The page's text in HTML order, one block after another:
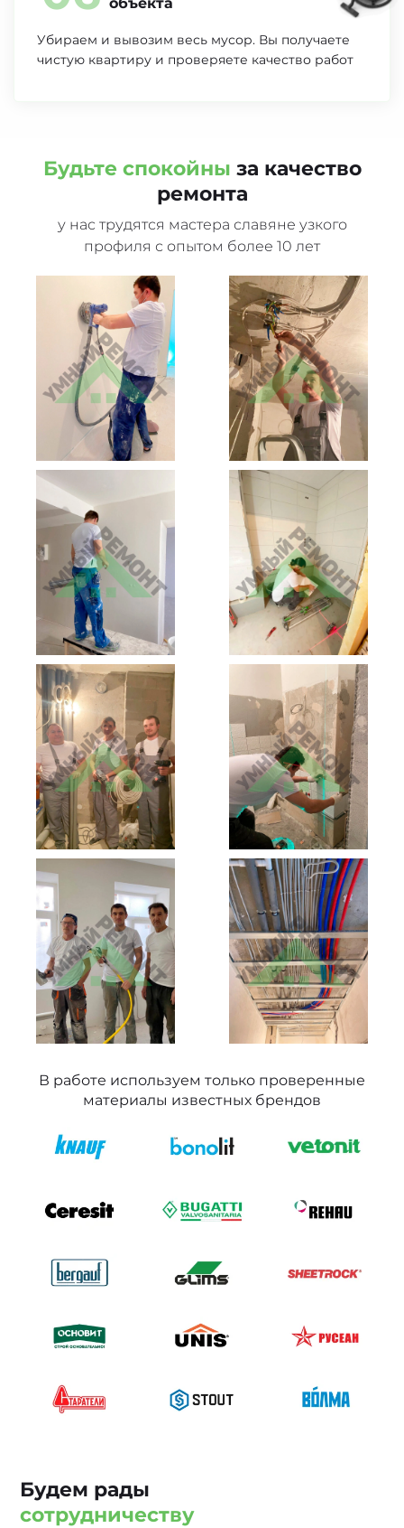
Убираем и вывозим весь мусор. Вы получаете
чистую квартиру и проверяете качество работ
Будьте спокойны за качество
ремонта
у нас трудятся мастера славяне узкого
профиля с опытом более 10 лет
В работе используем только проверенные
материалы известных брендов
Будем рады
сотрудничеству